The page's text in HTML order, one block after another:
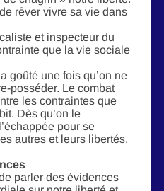
rêver vivre sa vie dans
et inspecteur du
que la vie sociale
goûté une fois qu’on ne
posséder. Le combat
les contraintes que
Dès qu’on le
pour se
autres et leurs libertés.
parler des évidences